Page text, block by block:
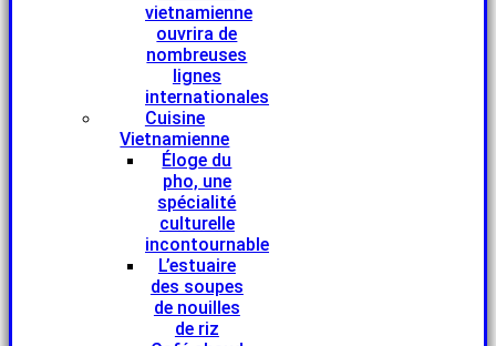
vietnamienne
ouvrira de
nombreuses
lignes
internationales
Cuisine
Vietnamienne
Éloge du
pho, une
spécialité
culturelle
incontournable
L’estuaire
des soupes
de nouilles
de riz